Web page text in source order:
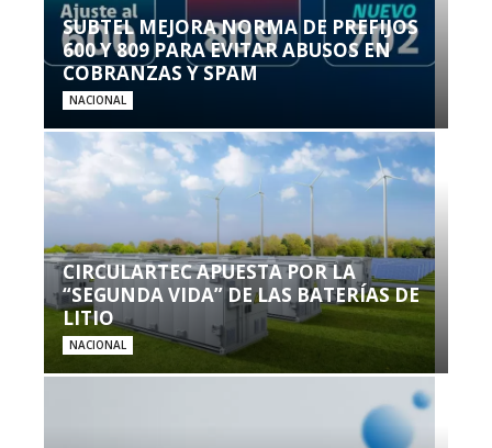
SUBTEL MEJORA NORMA DE PREFIJOS
600 Y 809 PARA EVITAR ABUSOS EN
COBRANZAS Y SPAM
NACIONAL
CIRCULARTEC APUESTA POR LA
“SEGUNDA VIDA” DE LAS BATERÍAS DE
LITIO
NACIONAL